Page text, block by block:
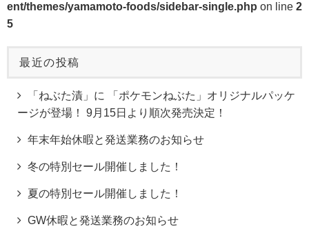
ent/themes/yamamoto-foods/sidebar-single.php on line 2
5
最近の投稿
「ねぶた漬」に 「ポケモンねぶた」オリジナルパッケ
ージが登場！ 9月15日より順次発売決定！
年末年始休暇と発送業務のお知らせ
冬の特別セール開催しました！
夏の特別セール開催しました！
GW休暇と発送業務のお知らせ